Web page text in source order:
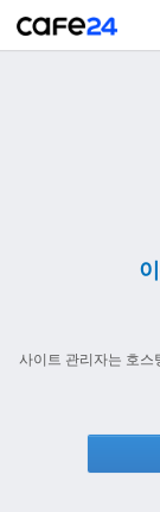
사이트 관리자는 호스